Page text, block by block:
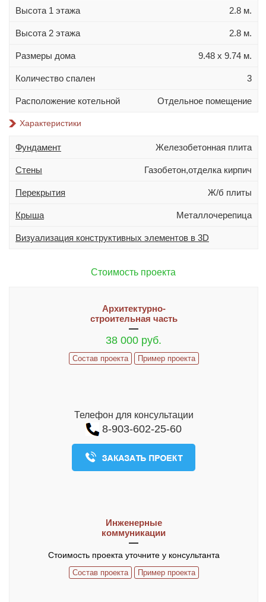
11х15
12х14
Материал стен
Газобетон
Кирпич
Керамзитобетонный блок
Дополнительно
Гараж
Эркер
Индивидуальное проектирование
Как заказать проект
Гарантии и сервис
Реализованные проекты
Высота 1 этажа 2.8 м.
Высота 2 этажа 2.8 м.
Размеры дома 9.48 х 9.74 м.
Количество спален 3
Расположение котельной Отдельное помещение
Характеристики
Фундамент Железобетонная плита
Стены Газобетон,отделка кирпич
Перекрытия Ж/б плиты
Крыша Металлочерепица
Визуализация конструктивных элементов в 3D
Стоимость проекта
Архитектурно-
строительная часть
38 000 руб.
Состав проекта Пример проекта
Телефон для консультации
8-903-602-25-60
Инженерные
коммуникации
Стоимость проекта уточните у консультанта
Состав проекта Пример проекта